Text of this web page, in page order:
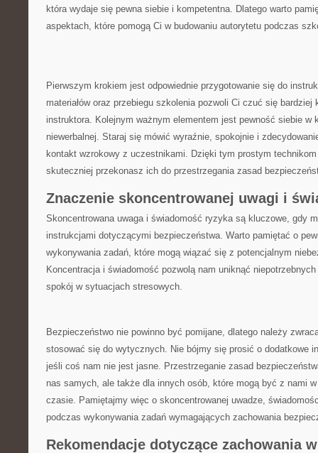
która wydaje się pewna‍ siebie i kompetentna. Dlatego warto
aspektach, które⁣ pomogą ⁢Ci w budowaniu autorytetu podczas
Pierwszym krokiem jest odpowiednie przygotowanie się do‍
materiałów ⁤oraz ⁢przebiegu szkolenia pozwoli Ci czuć się bardziej⁣
instruktora. Kolejnym ważnym elementem jest pewność siebie w
niewerbalnej.⁢ Staraj⁣ się​ mówić wyraźnie, spokojnie i
kontakt wzrokowy z uczestnikami. Dzięki tym⁢ prostym
skuteczniej⁤ przekonasz ich⁣ do ⁤przestrzegania zasad
Znaczenie⁤ skoncentrowanej⁢ uwagi i
Skoncentrowana uwaga i świadomość ‌ryzyka ​są kluczowe, ‍gdy
instrukcjami dotyczącymi bezpieczeństwa. Warto pamiętać o‍
‍wykonywania zadań,⁢ które mogą wiązać się⁤ z ⁢potencjalnym
Koncentracja i świadomość pozwolą ‌nam uniknąć
spokój w sytuacjach ⁣stresowych.
Bezpieczeństwo nie powinno być pomijane, dlatego należy
stosować się do​ wytycznych.⁣ Nie bójmy się prosić o dodatkowe
jeśli coś nam nie‌ jest​ jasne. Przestrzeganie zasad‌
nas samych,​ ale także dla innych⁢ osób, które mogą być⁤ z‌ nami
czasie. Pamiętajmy ⁣więc o skoncentrowanej uwadze,
podczas wykonywania zadań wymagających zachowania
Rekomendacje dotyczące ⁣zachowania